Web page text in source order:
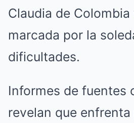
Claudia de
marcada por la
dificultades.
Informes de fuentes
revelan que